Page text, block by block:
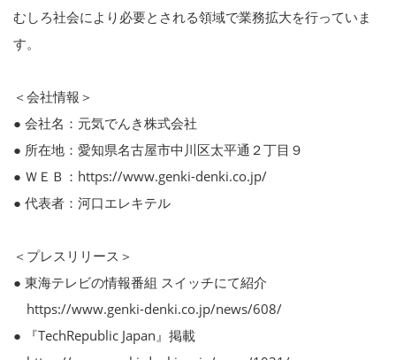
むしろ社会により必要とされる領域で業務拡大を行っていま
す。
＜会社情報＞
● 会社名：元気でんき株式会社
● 所在地：愛知県名古屋市中川区太平通２丁目９
● ＷＥＢ：https://www.genki-denki.co.jp/
● 代表者：河口エレキテル
＜プレスリリース＞
● 東海テレビの情報番組 スイッチにて紹介
https://www.genki-denki.co.jp/news/608/
● 『TechRepublic Japan』掲載